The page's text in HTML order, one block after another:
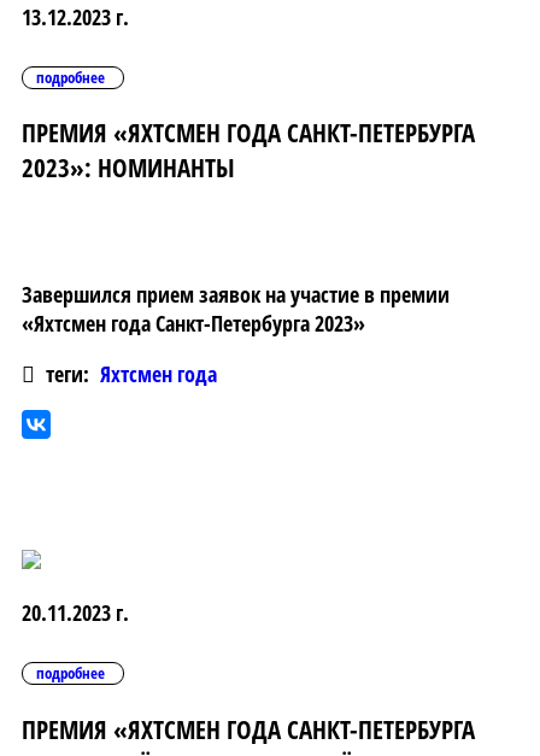
13.12.2023 г.
подробнее
ПРЕМИЯ «ЯХТСМЕН ГОДА САНКТ-ПЕТЕРБУРГА
2023»: НОМИНАНТЫ
Завершился прием заявок на участие в премии
«Яхтсмен года Санкт-Петербурга 2023»
теги: Яхтсмен года
20.11.2023 г.
подробнее
ПРЕМИЯ «ЯХТСМЕН ГОДА САНКТ-ПЕТЕРБУРГА